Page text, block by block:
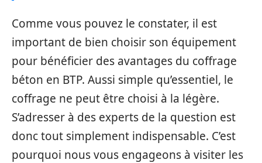
Comme vous pouvez le constater, il est
important de bien choisir son équipement
pour bénéficier des avantages du coffrage
béton en BTP. Aussi simple qu’essentiel, le
coffrage ne peut être choisi à la légère.
S’adresser à des experts de la question est
donc tout simplement indispensable. C’est
pourquoi nous vous engageons à visiter les